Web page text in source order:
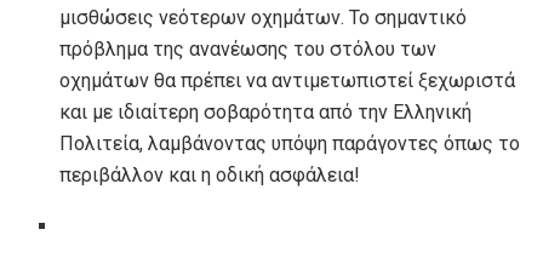
μισθώσεις νεότερων οχημάτων. Το σημαντικό
πρόβλημα της ανανέωσης του στόλου των
οχημάτων θα πρέπει να αντιμετωπιστεί ξεχωριστά
και με ιδιαίτερη σοβαρότητα από την Ελληνική
Πολιτεία, λαμβάνοντας υπόψη παράγοντες όπως το
περιβάλλον και η οδική ασφάλεια!